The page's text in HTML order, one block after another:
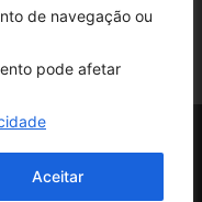
de navegação ou
pode afetar
Aceitar
É proibida a reprodução do
eletrônico ou impresso,